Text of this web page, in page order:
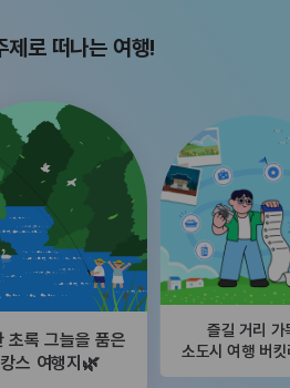
제로 떠나는 여행!
초록 그늘을 품은
스 여행지🌿
즐길 거리 가
소도시 여행 버킷